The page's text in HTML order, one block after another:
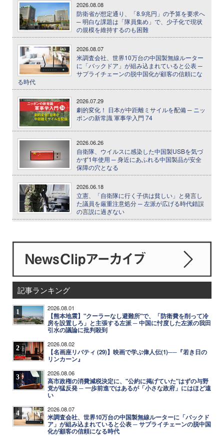
2026.08.08
防衛省が想定通り、「8.9兆円」の予算を要求へ
─ 明白な課題は「隊員集め」で、少子化で現状
の規模を維持するのも困難
2026.08.07
米調査会社、世界10万台の中国製無線ルーター
に「バックドア」が組み込まれていると公表 ─
サプライチェーンの脱中国化が顧客の信頼にな
る時代
2026.07.29
劇的変化！ 日本が中距離ミサイルを配備 ─ ニッ
ポンの新常識 軍事学入門 74
2026.06.26
自衛隊、ウイルスに感染した中国製USBを気づ
かず1年使用 ─ 身近にあふれる中国製品が安全
保障の穴となる
2026.06.18
立憲、「自衛隊に行く子供は貧しい」と発言し
た議員を厳重注意処分 ─ 左派が広げる時代錯誤
の言説に過ぎない
記事ランキング
1 2026.08.01
【熊本地震】"クーラーなし避難所"で、「防衛費を削って冷
房を設置しろ」と主張する左派 ─ 中国に忖度した左派の我田
引水の議論に批判殺到
2 2026.08.02
【名画座リバティ (29)】映画で学ぶ偉人伝(1)──『若き日の
リンカーン』
3 2026.08.06
高市政権の消費減税決定に、"公約に掲げていた"はずの与野
党が猛反発 ─ 一歩前進ではあるが「小さな政府」にはほど遠
い
4 2026.08.07
米調査会社、世界10万台の中国製無線ルーターに「バックド
ア」が組み込まれていると公表 ─ サプライチェーンの脱中国
化が顧客の信頼になる時代